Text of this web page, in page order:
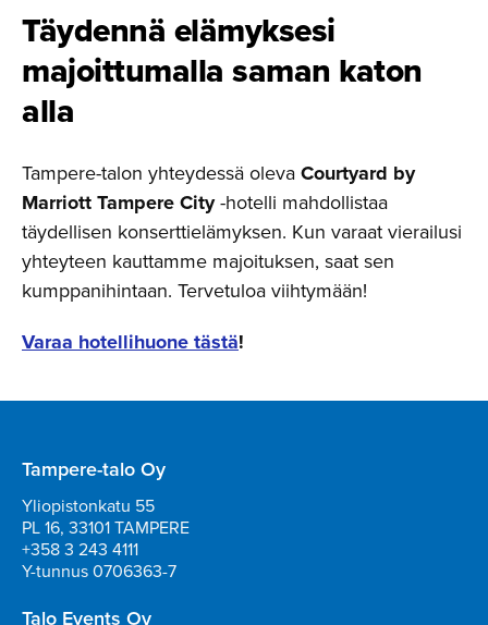
Täydennä elämyksesi
majoittu­malla saman katon
alla
Tampere-talon yhteydessä olevaCourtyard by
Marriott Tampere City-hotelli mahdollistaa
täydellisen konserttielämyksen. Kun varaat vierailusi
yhteyteen kauttamme majoituksen, saat sen
kumppanihintaan. Tervetuloa viihtymään!
Varaa hotellihuone tästä!
Tampere-talo Oy
Yliopistonkatu 55
PL 16, 33101 TAMPERE
+358 3 243 4111
Y-tunnus 0706363-7
Talo Events Oy